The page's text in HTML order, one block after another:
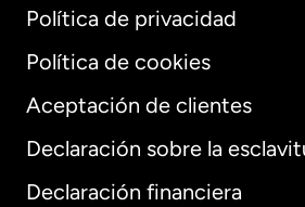
Política de privacidad
Política de cookies
Aceptación de clientes
Declaración sobre la
Declaración financiera
Internacional English